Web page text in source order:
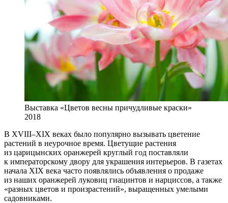
Выставка «Цветов весны причудливые краски»
2018
В XVIII–XIX веках было популярно вызывать цветение
растений в неурочное время. Цветущие растения
из царицынских оранжерей круглый год поставляли
к императорскому двору для украшения интерьеров. В газетах
начала XIX века часто появлялись объявления о продаже
из наших оранжерей луковиц гиацинтов и нарциссов, а также
«разных цветов и произрастений», выращенных умелыми
садовниками.